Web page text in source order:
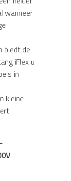
wanneer
biedt de
iFlex u
in
kleine